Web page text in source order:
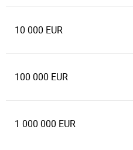
10 000 EUR
100 000 EUR
1 000 000 EUR